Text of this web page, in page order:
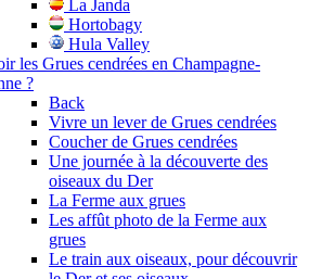
La Janda
Hortobagy
Hula Valley
les Grues cendrées en Champagne-
?
Back
Vivre un lever de Grues cendrées
Coucher de Grues cendrées
Une journée à la découverte des
oiseaux du Der
La Ferme aux grues
Les affût photo de la Ferme aux
grues
Le train aux oiseaux, pour découvrir